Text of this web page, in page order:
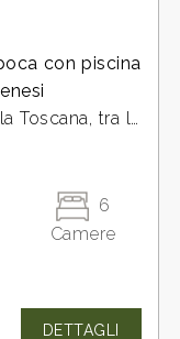
con piscina
Toscana, tra le
circa 950 mq,
agricola
testimonianza
6
Camere
DETTAGLI